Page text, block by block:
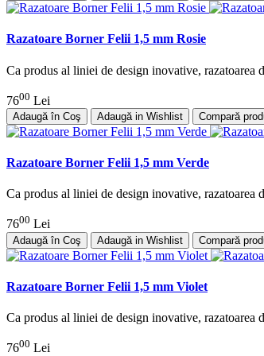
Razatoare Borner Felii 1,5 mm Rosie
Ca produs al liniei de design inovative, razatoarea
7600 Lei
Adaugă în Coş Adaugă in Wishlist Compară
Razatoare Borner Felii 1,5 mm Verde
Ca produs al liniei de design inovative, razatoarea
7600 Lei
Adaugă în Coş Adaugă in Wishlist Compară
Razatoare Borner Felii 1,5 mm Violet
Ca produs al liniei de design inovative, razatoarea
7600 Lei